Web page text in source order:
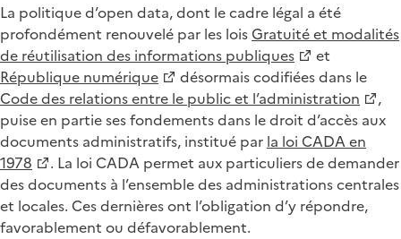
La politique d’open data, dont le cadre légal a été
profondément renouvelé par les loisGratuité et modalités
de réutilisation des informations publiques
et
République numérique
désormais codifiées dans le
Code des relations entre le public et l’administration
,
puise en partie ses fondements dans le droit d’accès aux
documents administratifs, institué par la loi CADA en
1978
. La loi CADA permet aux particuliers de demander
des documents à l’ensemble des administrations centrales
et locales. Ces dernières ont l’obligation d’y répondre,
favorablement ou défavorablement.